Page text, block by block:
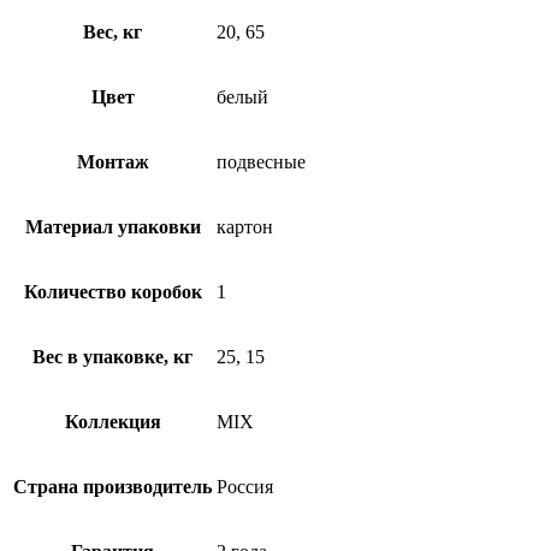
Вес, кг 20, 65
Цвет белый
Монтаж подвесные
Материал упаковки картон
Количество коробок 1
Вес в упаковке, кг 25, 15
Коллекция MIX
Страна производитель Россия